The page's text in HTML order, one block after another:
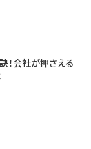
！会社が押さえる